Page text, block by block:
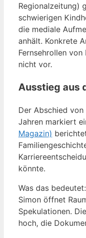
Regionalzeitung)
schwierigen
die mediale
anhält. Konkrete
Fernsehrollen
nicht vor.
Ausstieg aus
Der Abschied
Jahren markiert
Magazin)
könnte.
Was das
Simon öffnet
Spekulationen.
hoch, die